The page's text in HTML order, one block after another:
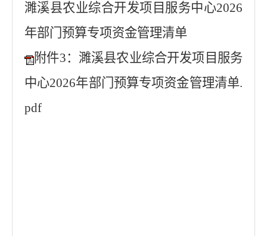
濉溪县农业综合开发项目服务中心2026
年部门预算专项资金管理清单
附件3：濉溪县农业综合开发项目服务
中心2026年部门预算专项资金管理清单.
pdf